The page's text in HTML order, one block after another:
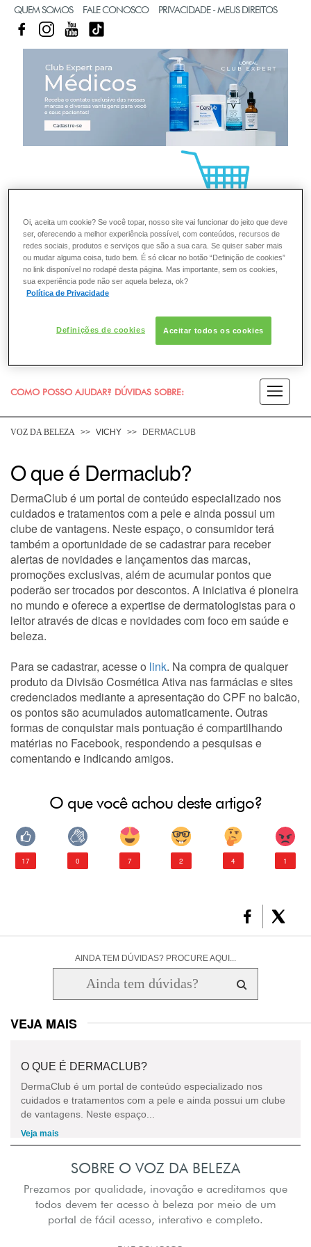
QUEM SOMOS FALE CONOSCO PRIVACIDADE - MEUS DIREITOS
FACEBOOKINSTAGRAM
YOUTUBE
COMO POSSO AJUDAR? DÚVIDAS SOBRE:
DESODORANTE
SOLAR
DERMACLUB
CONSULTORIA DE PRODUTOS VICHY
VOZ DA BELEZA VICHY DERMACLUB
O que é Dermaclub?
DermaClub é um portal de conteúdo especializado nos
cuidados e tratamentos com a pele e ainda possui um
clube de vantagens. Neste espaço, o consumidor terá
também a oportunidade de se cadastrar para receber
alertas de novidades e lançamentos das marcas,
promoções exclusivas, além de acumular pontos que
poderão ser trocados por descontos. A iniciativa é pioneira
no mundo e oferece a expertise de dermatologistas para o
leitor através de dicas e novidades com foco em saúde e
beleza.
Para se cadastrar, acesse o link. Na compra de qualquer
produto da Divisão Cosmética Ativa nas farmácias e sites
credenciados mediante a apresentação do CPF no balcão,
os pontos são acumulados automaticamente. Outras
formas de conquistar mais pontuação é compartilhando
matérias no Facebook, respondendo a pesquisas e
comentando e indicando amigos.
O que você achou deste artigo?
17 0 7 2 4 1
AINDA TEM DÚVIDAS? PROCURE AQUI...
VEJA MAIS
O QUE É DERMACLUB?
DermaClub é um portal de conteúdo especializado nos
cuidados e tratamentos com a pele e ainda possui um clube
de vantagens. Neste espaço...
Veja mais
SOBRE O VOZ DA BELEZA
Prezamos por qualidade, inovação e acreditamos que
todos devem ter acesso à beleza por meio de um
portal de fácil acesso, interativo e completo.
Oi, aceita um cookie? Se você topar, nosso site vai funcionar do jeito que deve
ser, oferecendo a melhor experiência possível, com conteúdos, recursos de
redes sociais, produtos e serviços que são a sua cara. Se quiser saber mais
ou mudar alguma coisa, tudo bem. É só clicar no botão “Definição de cookies”
no link disponível no rodapé desta página. Mas importante, sem os cookies,
sua experiência pode não ser aquela beleza, ok?
Política de Privacidade
Definições de cookies Aceitar todos os cookies